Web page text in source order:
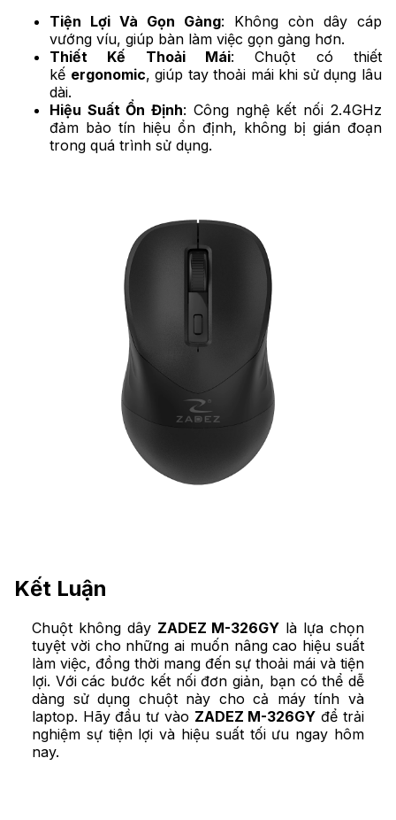
Tiện Lợi Và Gọn Gàng: Không còn dây cáp
vướng víu, giúp bàn làm việc gọn gàng hơn.
Thiết Kế Thoải Mái: Chuột có thiết
kế ergonomic, giúp tay thoải mái khi sử dụng lâu
dài.
Hiệu Suất Ổn Định: Công nghệ kết nối 2.4GHz
đảm bảo tín hiệu ổn định, không bị gián đoạn
trong quá trình sử dụng.
Kết Luận
Chuột không dây ZADEZ M-326GY là lựa chọn
tuyệt vời cho những ai muốn nâng cao hiệu suất
làm việc, đồng thời mang đến sự thoải mái và tiện
lợi. Với các bước kết nối đơn giản, bạn có thể dễ
dàng sử dụng chuột này cho cả máy tính và
laptop. Hãy đầu tư vào ZADEZ M-326GY để trải
nghiệm sự tiện lợi và hiệu suất tối ưu ngay hôm
nay.